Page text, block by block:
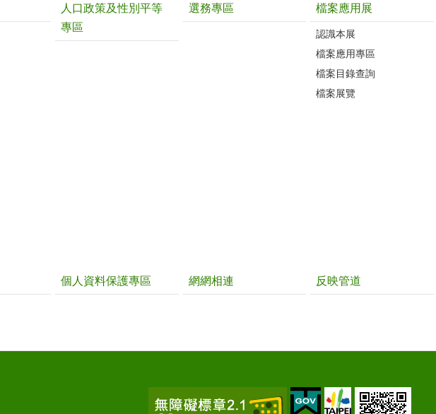
人口政策及性別平等
專區
選務專區 檔案應用展
認識本展
檔案應用專區
檔案目錄查詢
檔案展覽
個人資料保護專區 網網相連 反映管道